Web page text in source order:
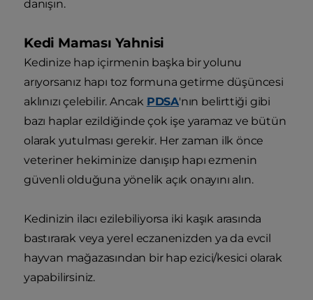
danışın.
Kedi Maması Yahnisi
Kedinize hap içirmenin başka bir yolunu
arıyorsanız hapı toz formuna getirme düşüncesi
aklınızı çelebilir. Ancak PDSA'nın belirttiği gibi
bazı haplar ezildiğinde çok işe yaramaz ve bütün
olarak yutulması gerekir. Her zaman ilk önce
veteriner hekiminize danışıp hapı ezmenin
güvenli olduğuna yönelik açık onayını alın.
Kedinizin ilacı ezilebiliyorsa iki kaşık arasında
bastırarak veya yerel eczanenizden ya da evcil
hayvan mağazasından bir hap ezici/kesici olarak
yapabilirsiniz.